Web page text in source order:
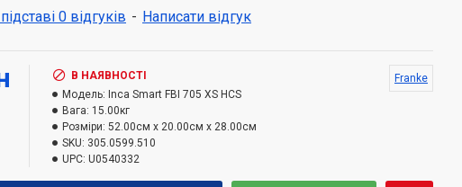
до 650 м3/год в режимі вільного відводу повітря
типу Слайдер
LED освітлення
0 відгуків - Написати відгук
В НАЯВНОСТІ
Модель: Inca Smart FBI 705 XS HCS
Вага: 15.00кг
Розміри: 52.00см x 20.00см x 28.00см
SKU: 305.0599.510
UPC: U0540332
Franke